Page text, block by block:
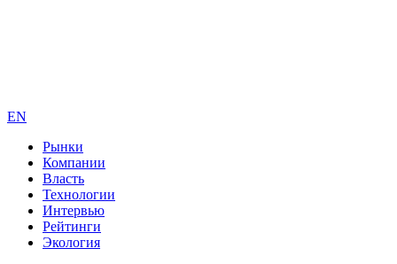
EN
Рынки
Компании
Власть
Технологии
Интервью
Рейтинги
Экология